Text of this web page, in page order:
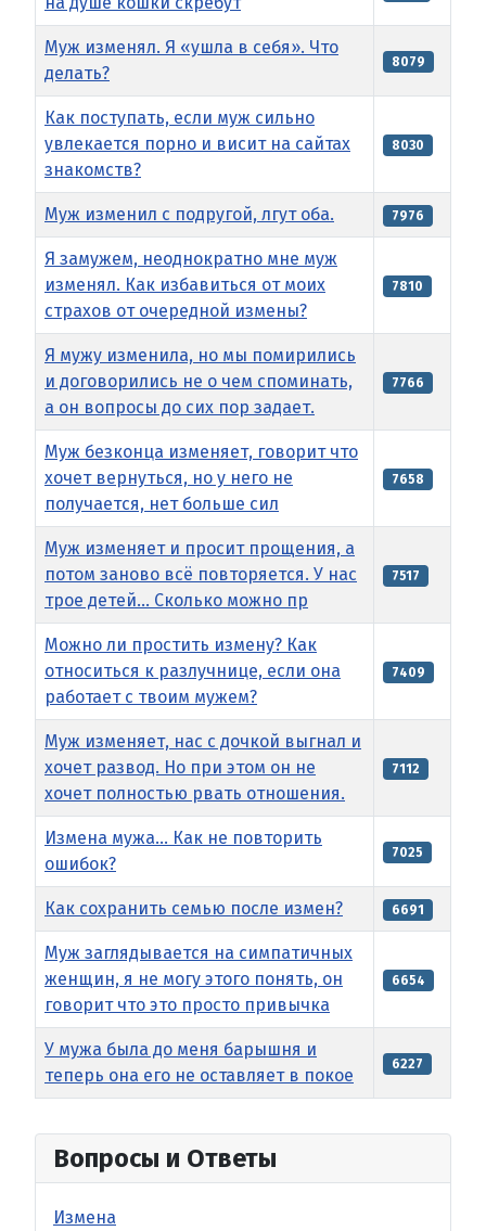
Муж изменял. Я «ушла в себя». Что
делать?
8079
Как поступать, если муж сильно
увлекается порно и висит на сайтах
знакомств?
8030
Муж изменил с подругой, лгут оба. 7976
Я замужем, неоднократно мне муж
изменял. Как избавиться от моих
страхов от очередной измены?
7810
Я мужу изменила, но мы помирились
и договорились не о чем споминать,
а он вопросы до сих пор задает.
7766
Муж безконца изменяет, говорит что
хочет вернуться, но у него не
получается, нет больше сил
7658
Муж изменяет и просит прощения, а
потом заново всё повторяется. У нас
трое детей... Сколько можно пр
7517
Можно ли простить измену? Как
относиться к разлучнице, если она
работает с твоим мужем?
7409
Муж изменяет, нас с дочкой выгнал и
хочет развод. Но при этом он не
хочет полностью рвать отношения.
7112
Измена мужа… Как не повторить
ошибок?
7025
Как сохранить семью после измен? 6691
Муж заглядывается на симпатичных
женщин, я не могу этого понять, он
говорит что это просто привычка
6654
У мужа была до меня барышня и
теперь она его не оставляет в покое
6227
Вопросы и Ответы
Измена